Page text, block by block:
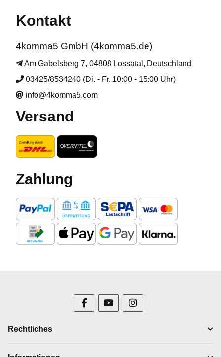
Kontakt
4komma5 GmbH (4komma5.de)
Am Gabelsberg 7, 04808 Lossatal, Deutschland
03425/8534240 (Di. - Fr. 10:00 - 15:00 Uhr)
info@4komma5.com
Versand
Zahlung
Rechtliches